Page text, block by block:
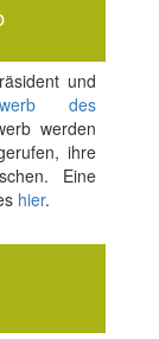
und
des
werden
ihre
Eine
hier.